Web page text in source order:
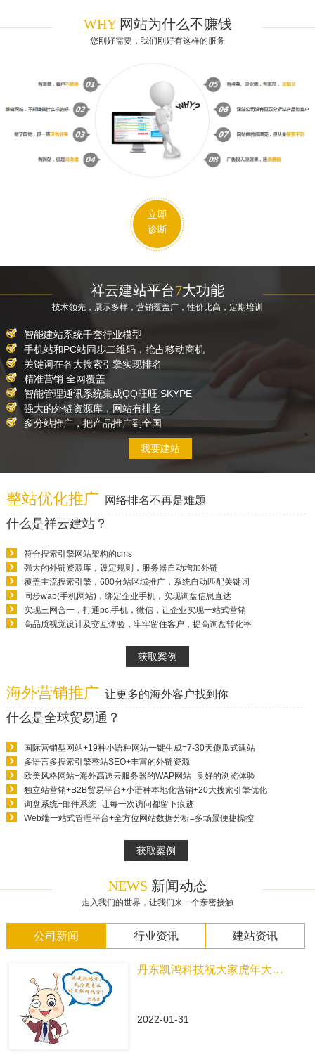
WHY网站为什么不赚钱
您刚好需要，我们刚好有这样的服务
立即
诊断
祥云建站平台7大功能
技术领先，展示多样，营销覆盖广，性价比高，定期培训
智能建站系统千套行业模型
手机站和PC站同步二维码，抢占移动商机
关键词在各大搜索引擎实现排名
精准营销 全网覆盖
智能管理通讯系统集成QQ旺旺 SKYPE
强大的外链资源库，网站有排名
多分站推广，把产品推广到全国
我要建站
整站优化推广 网络排名不再是难题
什么是祥云建站？
符合搜索引擎网站架构的cms
强大的外链资源库，设定规则，服务器自动增加外链
覆盖主流搜索引擎，600分站区域推广，系统自动匹配关键词
同步wap(手机网站)，绑定企业手机，实现询盘信息直达
实现三网合一，打通pc,手机，微信，让企业实现一站式营销
高品质视觉设计及交互体验，牢牢留住客户，提高询盘转化率
获取案例
海外营销推广 让更多的海外客户找到你
什么是全球贸易通？
国际营销型网站+19种小语种网站一键生成=7-30天傻瓜式建站
多语言多搜索引擎整站SEO+丰富的外链资源
欧美风格网站+海外高速云服务器的WAP网站=良好的浏览体验
独立站营销+B2B贸易平台+小语种本地化营销+20大搜索引擎优化
询盘系统+邮件系统=让每一次访问都留下痕迹
Web端一站式管理平台+全方位网站数据分析=多场景便捷操控
获取案例
NEWS 新闻动态
走入我们的世界，让我们来一个亲密接触
公司新闻 行业资讯 建站资讯
丹东凯鸿科技祝大家虎年大吉！
2022-01-31